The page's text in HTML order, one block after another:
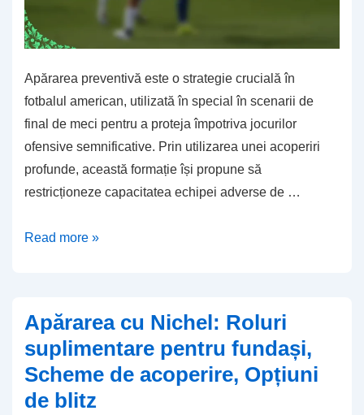
Apărarea preventivă este o strategie crucială în
fotbalul american, utilizată în special în scenarii de
final de meci pentru a proteja împotriva jocurilor
ofensive semnificative. Prin utilizarea unei acoperiri
profunde, această formație își propune să
restricționeze capacitatea echipei adverse de …
Apărare
ultimele
minute,
Acoperire
profundă,
Read more »
Apărarea cu Nichel: Roluri
suplimentare pentru fundași,
Scheme de acoperire, Opțiuni
de blitz